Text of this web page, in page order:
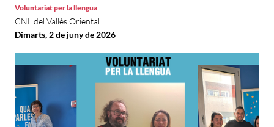
Voluntariat per la llengua
CNL del Vallès Oriental
Dimarts, 2 de juny de 2026